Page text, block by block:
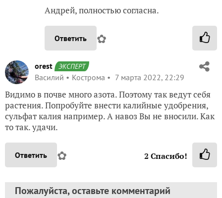
Андрей, полностью согласна.
Ответить ✿
orest ЭКСПЕРТ
Василий Кострома 7 марта 2022, 22:29
Видимо в почве много азота. Поэтому так ведут себя
растения. Попробуйте внести калийные удобрения,
сульфат калия например. А навоз Вы не вносили. Как
то так. удачи.
Ответить ✿ 2 Спасибо!
Пожалуйста, оставьте комментарий